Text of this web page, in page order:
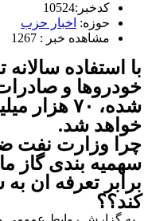
کدخبر:10524
حوزه: اخبار حزب
مشاهده خبر : 1267
خودروها و
شده، ۷۰
خواهد شد.
چرا وزارت نفت
برابر تعرفه ان
کند؟؟